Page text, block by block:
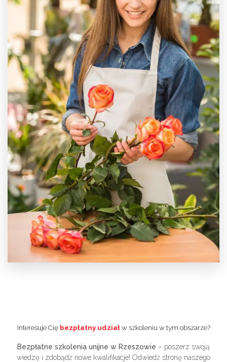
Interesuje Cię bezpłatny udział w szkoleniu w tym obszarze?
Bezpłatne szkolenia unijne w Rzeszowie – poszerz swoją
wiedzę i zdobądź nowe kwalifikacje! Odwiedź stronę naszego